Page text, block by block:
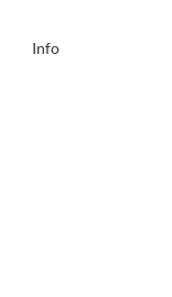
Info